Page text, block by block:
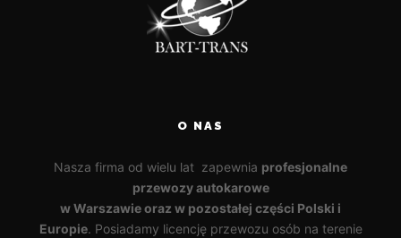
O NAS
Nasza firma od wielu lat zapewnia profesjonalne
przewozy autokarowe
w Warszawie oraz w pozostałej części Polski i
Europie. Posiadamy licencję przewozu osób na terenie